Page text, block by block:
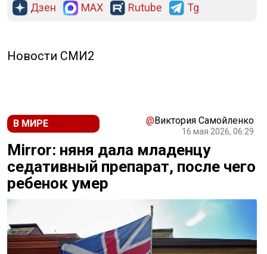
Дзен MAX Rutube Tg
Новости СМИ2
В МИРЕ @Виктория Самойленко
16 мая 2026, 06:29
Mirror: няня дала младенцу
седативный препарат, после чего
ребенок умер